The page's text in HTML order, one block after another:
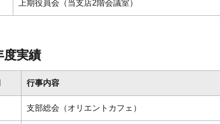
上期役員会（当支店2階会議室）
度実績
行事内容
支部総会（オリエントカフェ）